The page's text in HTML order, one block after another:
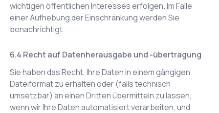
wichtigen öffentlichen Interesses erfolgen. Im Falle
einer Aufhebung der Einschränkung werden Sie
benachrichtigt.
Recht auf Datenherausgabe und -übertragung
Sie haben das Recht, Ihre Daten in einem gängigen
Dateiformat zu erhalten oder (falls technisch
umsetzbar) an einen Dritten übermitteln zu lassen,
wenn wir Ihre Daten automatisiert verarbeiten, und